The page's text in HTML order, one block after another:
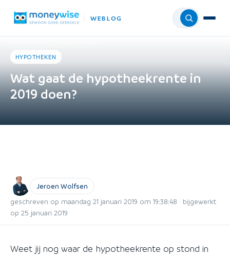
WEBLOG Menu
HYPOTHEKEN
Wat gaat de hypotheekrente in
2019 doen?
Jeroen Wolfsen
geschreven op maandag 21 januari 2019 om 19:38:48 · bijgewerkt
op 25 januari 2019
Weet jij nog waar de hypotheekrente op stond in